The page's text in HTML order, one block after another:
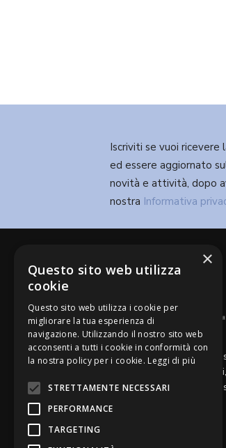
Iscriviti se vuoi
ed essere aggiornato
novità e attività, dopo
nostra Informativa
Diamo voce a riflessioni,
aggiornamenti e opinioni sul
del credito, ospitando
approfondimenti e interviste
×
Questo sito web utilizza
cookie
Questo sito web utilizza i cookie per
migliorare la tua esperienza di
navigazione. Utilizzando il nostro sito web
acconsenti a tutti i cookie in conformità con
la nostra policy per i cookie. Leggi di più
STRETTAMENTE NECESSARI
PERFORMANCE
TARGETING